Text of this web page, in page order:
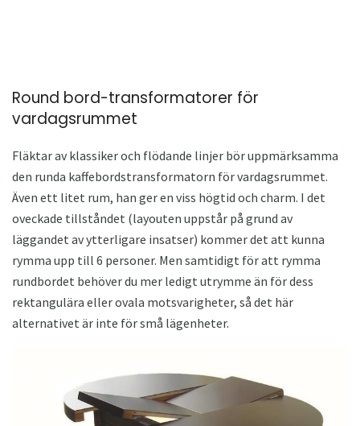
Round bord-transformatorer för
vardagsrummet
Fläktar av klassiker och flödande linjer bör uppmärksamma
den runda kaffebordstransformatorn för vardagsrummet.
Även ett litet rum, han ger en viss högtid och charm. I det
oveckade tillståndet (layouten uppstår på grund av
läggandet av ytterligare insatser) kommer det att kunna
rymma upp till 6 personer. Men samtidigt för att rymma
rundbordet behöver du mer ledigt utrymme än för dess
rektangulära eller ovala motsvarigheter, så det här
alternativet är inte för små lägenheter.